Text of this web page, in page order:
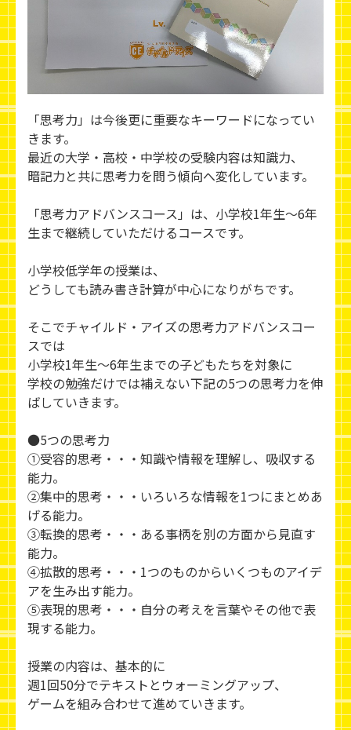
「思考力」は今後更に重要なキーワードになってい
きます。
最近の大学・高校・中学校の受験内容は知識力、
暗記力と共に思考力を問う傾向へ変化しています。
「思考力アドバンスコース」は、小学校1年生～6年
生まで継続していただけるコースです。
小学校低学年の授業は、
どうしても読み書き計算が中心になりがちです。
そこでチャイルド・アイズの思考力アドバンスコー
スでは
小学校1年生～6年生までの子どもたちを対象に
学校の勉強だけでは補えない下記の5つの思考力を伸
ばしていきます。
●5つの思考力
①受容的思考・・・知識や情報を理解し、吸収する
能力。
②集中的思考・・・いろいろな情報を1つにまとめあ
げる能力。
③転換的思考・・・ある事柄を別の方面から見直す
能力。
④拡散的思考・・・1つのものからいくつものアイデ
アを生み出す能力。
⑤表現的思考・・・自分の考えを言葉やその他で表
現する能力。
授業の内容は、基本的に
週1回50分でテキストとウォーミングアップ、
ゲームを組み合わせて進めていきます。